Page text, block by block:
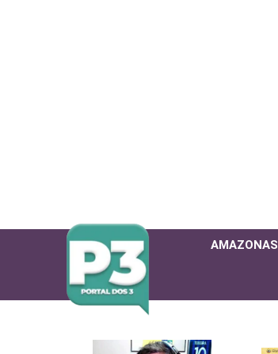
AMAZONAS